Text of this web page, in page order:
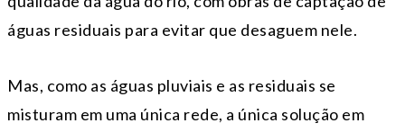
águas residuais para evitar que desaguem nele.
Mas, como as águas pluviais e as residuais se
misturam em uma única rede, a única solução em